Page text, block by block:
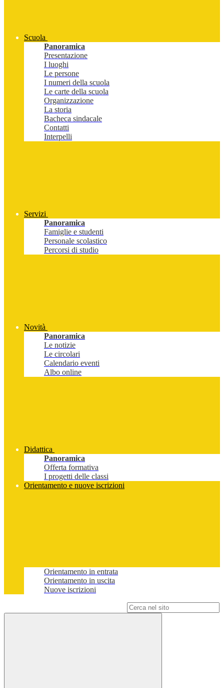
Scuola
Panoramica
Presentazione
I luoghi
Le persone
I numeri della scuola
Le carte della scuola
Organizzazione
La storia
Bacheca sindacale
Contatti
Interpelli
Servizi
Panoramica
Famiglie e studenti
Personale scolastico
Percorsi di studio
Novità
Panoramica
Le notizie
Le circolari
Calendario eventi
Albo online
Didattica
Panoramica
Offerta formativa
I progetti delle classi
Orientamento e nuove iscrizioni
Orientamento in entrata
Orientamento in uscita
Nuove iscrizioni